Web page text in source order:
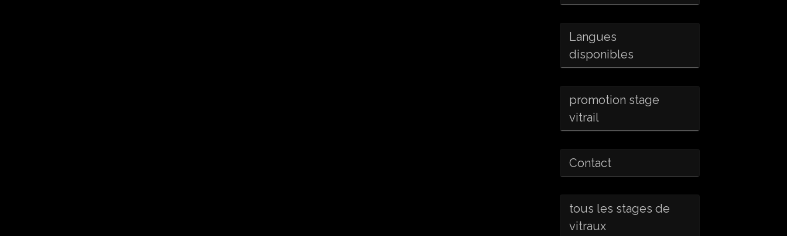
Langues
disponibles
promotion stage
vitrail
Contact
tous les stages de
vitraux